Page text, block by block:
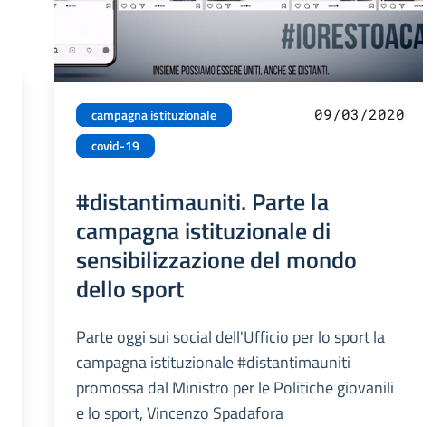
campagna istituzionale
covid-19
09/03/2020
#distantimauniti. Parte la
campagna istituzionale di
sensibilizzazione del mondo
dello sport
Parte oggi sui social dell'Ufficio per lo sport la
campagna istituzionale #distantimauniti
promossa dal Ministro per le Politiche giovanili
e lo sport, Vincenzo Spadafora